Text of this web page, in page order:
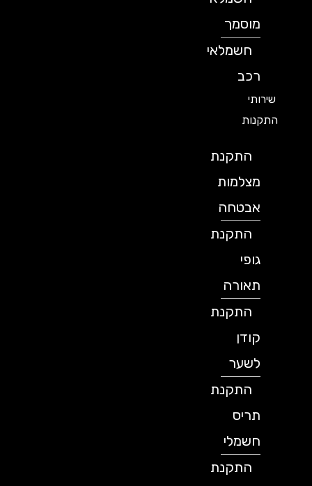
מוסמך
חשמלאי
שירותי
התקנות
התקנת
מצלמות
אבטחה
התקנת
תאורה
התקנת
לשער
התקנת
תריס
חשמלי
התקנת